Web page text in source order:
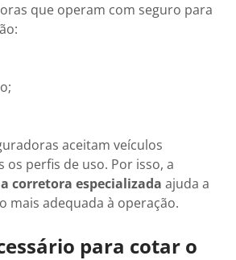
que operam com seguro para
aceitam veículos
os perfis de uso. Por isso, a
corretora especializada ajuda a
mais adequada à operação.
para cotar o